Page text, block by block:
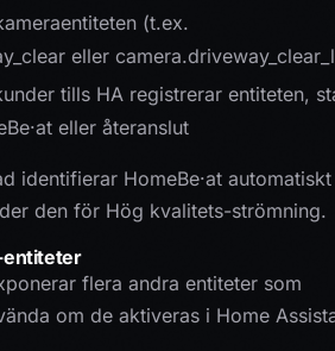
(t.ex.
eller
tills HA registrerar entiteten,
eller återanslut
identifierar HomeBe·at
den för Hög kvalitets-strömning.
entiteter
flera andra entiteter som
om de aktiveras i Home